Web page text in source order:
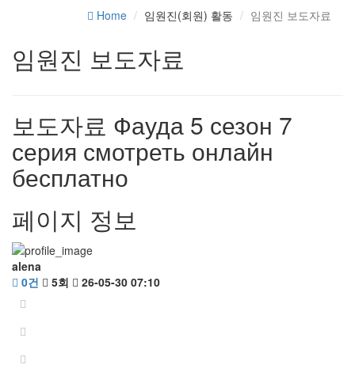
Home 임원진(회원) 활동 임원진 보도자료
임원진 보도자료
보도자료 Фауда 5 сезон 7
серия смотреть онлайн
бесплатно
페이지 정보
alena
0건
5회 26-05-30 07:10